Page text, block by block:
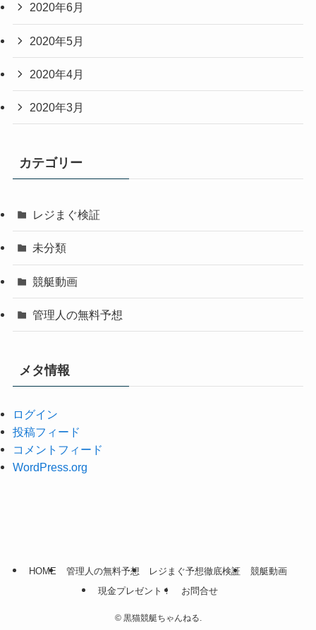
2020年6月
2020年5月
2020年4月
2020年3月
カテゴリー
レジまぐ検証
未分類
競艇動画
管理人の無料予想
メタ情報
ログイン
投稿フィード
コメントフィード
WordPress.org
HOME 管理人の無料予想 レジまぐ予想徹底検証
競艇動画
現金プレゼント！
お問合せ
©黒猫競艇ちゃんねる.